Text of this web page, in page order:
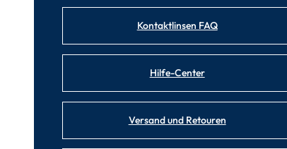
Kontaktlinsen FAQ
Hilfe-Center
Versand und Retouren